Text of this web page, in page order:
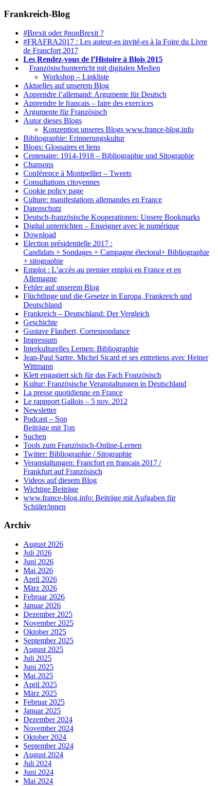
Frankreich-Blog
#Brexit oder #nonBrexit ?
#FRAFRA2017 : Les auteur-es invité-es à la Foire du Livre
de Francfort 2017
Les Rendez-vous de l’Histoire à Blois 2015
Französischunterricht mit digitalen Medien
Workshop – Linkliste
Aktuelles auf unserem Blog
Apprendre l’allemand: Argumente für Deutsch
Apprendre le français – faire des exercices
Argumente für Französisch
Autor dieses Blogs
Konzeption unseres Blogs www.france-blog.info
Bibliographie: Erinnerungskultur
Blogs: Glossaires et liens
Centenaire: 1914-1918 – Bibliographie und Sitographie
Chansons
Conférence à Montpellier – Tweets
Consultations citoyennes
Cookie policy page
Culture: manifestations allemandes en France
Datenschutz
Deutsch-französische Kooperationen: Unsere Bookmarks
Digital unterrichten – Enseigner avec le numérique
Download
Election présidentielle 2017 :
Candidats + Sondages + Campagne électoral+ Bibliographie
+ sitographie
Emploi : L’accès au premier emploi en France et en
Allemagne
Fehler auf unserem Blog
Flüchtlinge und die Gesetze in Europa, Frankreich und
Deutschland
Frankreich – Deutschland: Der Vergleich
Geschichte
Gustave Flaubert, Correspondance
Impressum
Interkulturelles Lernen: Bibliographie
Jean-Paul Sartre. Michel Sicard et ses entretiens avec Heiner
Wittmann
Klett engagiert sich für das Fach Französisch
Kultur: Französische Veranstaltungen in Deutschland
La presse quotidienne en France
Le rappport Gallois – 5 nov. 2012
Newsletter
Podcast – Son
Beiträge mit Ton
Suchen
Tools zum Französisch-Online-Lernen
Twitter: Bibliographie / Sitographie
Veranstaltungen: Francfort en français 2017 /
Frankfurt auf Französisch
Videos auf diesem Blog
Wichtige Beiträge
www.france-blog.info: Beiträge mit Aufgaben für
Schüler/innen
Archiv
August 2026
Juli 2026
Juni 2026
Mai 2026
April 2026
März 2026
Februar 2026
Januar 2026
Dezember 2025
November 2025
Oktober 2025
September 2025
August 2025
Juli 2025
Juni 2025
Mai 2025
April 2025
März 2025
Februar 2025
Januar 2025
Dezember 2024
November 2024
Oktober 2024
September 2024
August 2024
Juli 2024
Juni 2024
Mai 2024